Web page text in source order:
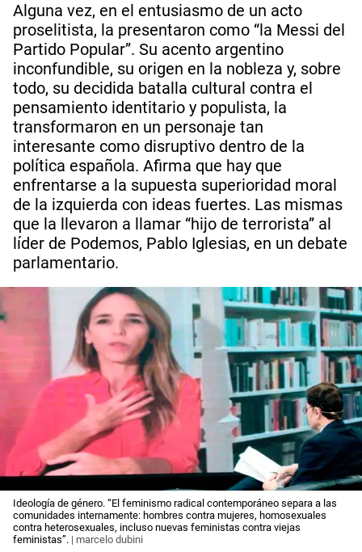
Alguna vez, en el entusiasmo de un acto
proselitista, la presentaron como “la Messi del
Partido Popular”. Su acento argentino
inconfundible, su origen en la nobleza y, sobre
todo, su decidida batalla cultural contra el
pensamiento identitario y populista, la
transformaron en un personaje tan
interesante como disruptivo dentro de la
política española. Afirma que hay que
enfrentarse a la supuesta superioridad moral
de la izquierda con ideas fuertes. Las mismas
que la llevaron a llamar “hijo de terrorista” al
líder de Podemos, Pablo Iglesias, en un debate
parlamentario.
Ideología de género. “El feminismo radical contemporáneo separa a las
comunidades internamente: hombres contra mujeres, homosexuales
contra heterosexuales, incluso nuevas feministas contra viejas
feministas”. | marcelo dubini